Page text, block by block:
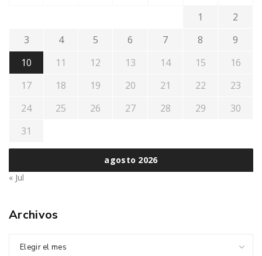
agosto 2026
1
2
3
4 5 6 7 8
9
10
11 12 13 14 15
16
17
18 19 20 21 22
23
24
25 26 27 28 29
30
31
« Jul
Archivos
Elegir el mes